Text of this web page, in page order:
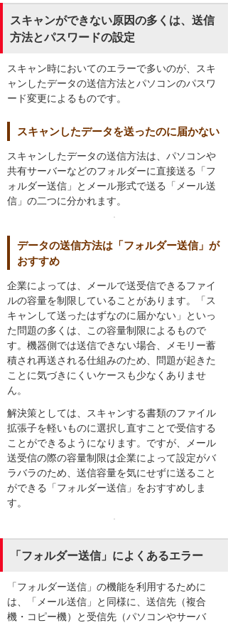
スキャンができない原因の多くは、送信
方法とパスワードの設定
スキャン時においてのエラーで多いのが、スキ
ャンしたデータの送信方法とパソコンのパスワ
ード変更によるものです。
スキャンしたデータを送ったのに届かない
スキャンしたデータの送信方法は、パソコンや
共有サーバーなどのフォルダーに直接送る「フ
ォルダー送信」とメール形式で送る「メール送
信」の二つに分かれます。
データの送信方法は「フォルダー送信」が
おすすめ
企業によっては、メールで送受信できるファイ
ルの容量を制限していることがあります。「ス
キャンして送ったはずなのに届かない」といっ
た問題の多くは、この容量制限によるもので
す。機器側では送信できない場合、メモリー蓄
積され再送される仕組みのため、問題が起きた
ことに気づきにくいケースも少なくありませ
ん。
解決策としては、スキャンする書類のファイル
拡張子を軽いものに選択し直すことで受信する
ことができるようになります。ですが、メール
送受信の際の容量制限は企業によって設定がバ
ラバラのため、送信容量を気にせずに送ること
ができる「フォルダー送信」をおすすめしま
す。
「フォルダー送信」によくあるエラー
「フォルダー送信」の機能を利用するために
は、「メール送信」と同様に、送信先（複合
機・コピー機）と受信先（パソコンやサーバ